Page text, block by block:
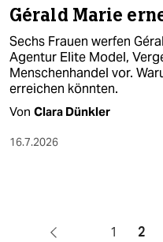
Gérald Marie
Sechs Frauen werfen
Agentur Elite Model,
Menschenhandel vor.
erreichen könnten.
Von Clara Dünkler
16.7.2026
1 2